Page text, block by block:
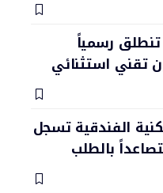
سلسلة POVA 8 تنطلق رسمياً
تقني استثنائي
الفندقية تسجل
بالطلب